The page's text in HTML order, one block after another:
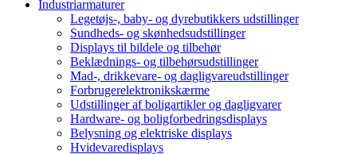
Industriarmaturer
Legetøjs-, baby- og dyrebutikkers udstillinger
Sundheds- og skønhedsudstillinger
Displays til bildele og tilbehør
Beklædnings- og tilbehørsudstillinger
Mad-, drikkevare- og dagligvareudstillinger
Forbrugerelektronikskærme
Udstillinger af boligartikler og dagligvarer
Hardware- og boligforbedringsdisplays
Belysning og elektriske displays
Hvidevaredisplays